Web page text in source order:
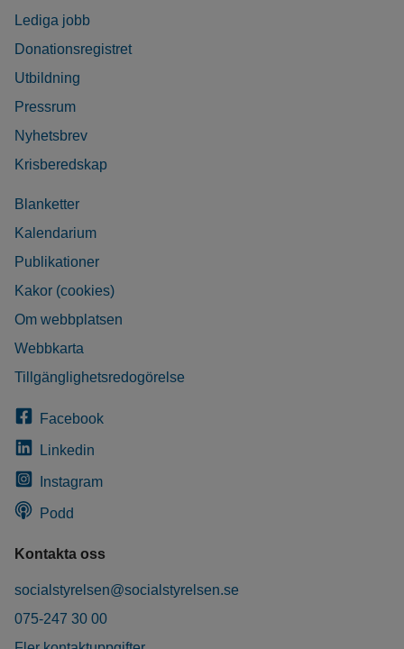
Lediga jobb
Donationsregistret
Utbildning
Pressrum
Nyhetsbrev
Krisberedskap
Blanketter
Kalendarium
Publikationer
Kakor (cookies)
Om webbplatsen
Webbkarta
Tillgänglighetsredogörelse
Facebook
Linkedin
Instagram
Podd
Kontakta oss
socialstyrelsen@socialstyrelsen.se
075-247 30 00